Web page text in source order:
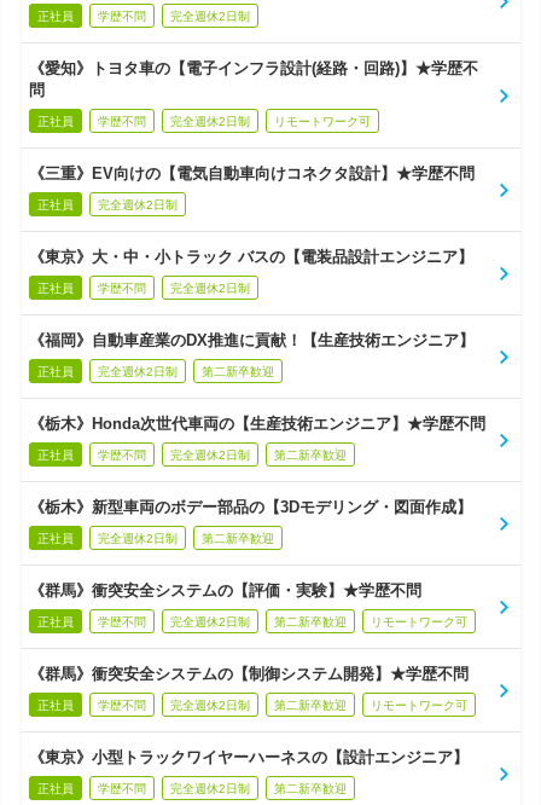
正社員 学歴不問 完全週休2日制
《愛知》トヨタ車の【電子インフラ設計(経路・回路)】★学歴不
問
正社員 学歴不問 完全週休2日制 リモートワーク可
《三重》EV向けの【電気自動車向けコネクタ設計】★学歴不問
正社員 完全週休2日制
《東京》大・中・小トラック バスの【電装品設計エンジニア】
正社員 学歴不問 完全週休2日制
《福岡》自動車産業のDX推進に貢献！【生産技術エンジニア】
正社員 完全週休2日制 第二新卒歓迎
《栃木》Honda次世代車両の【生産技術エンジニア】★学歴不問
正社員 学歴不問 完全週休2日制 第二新卒歓迎
《栃木》新型車両のボデー部品の【3Dモデリング・図面作成】
正社員 完全週休2日制 第二新卒歓迎
《群馬》衝突安全システムの【評価・実験】★学歴不問
正社員 学歴不問 完全週休2日制 第二新卒歓迎 リモートワーク可
《群馬》衝突安全システムの【制御システム開発】★学歴不問
正社員 学歴不問 完全週休2日制 第二新卒歓迎 リモートワーク可
《東京》小型トラックワイヤーハーネスの【設計エンジニア】
正社員 学歴不問 完全週休2日制 第二新卒歓迎